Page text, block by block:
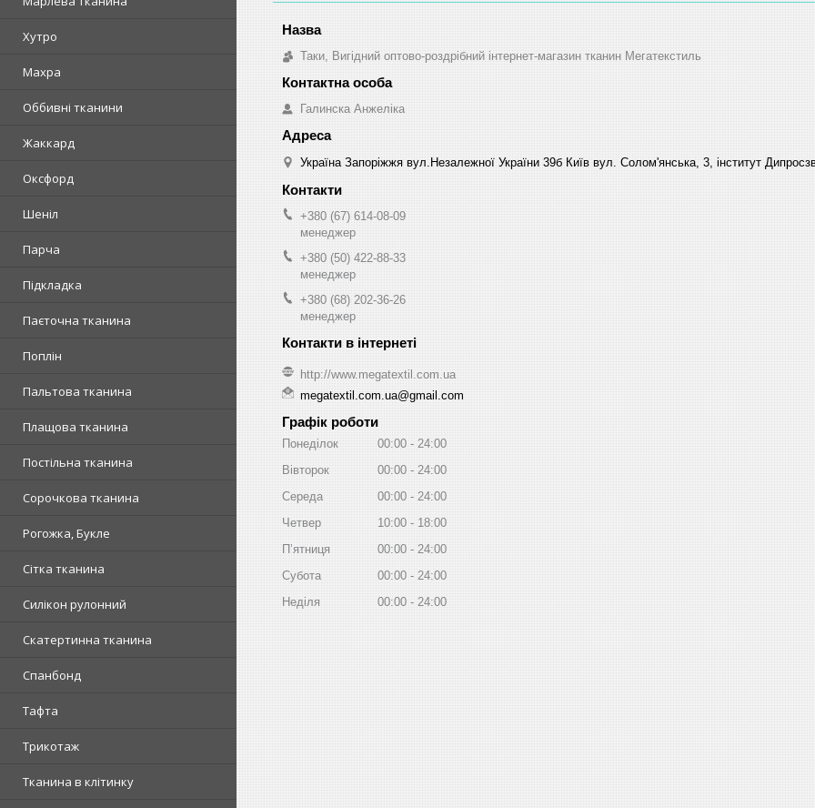
Хутро
Махра
Оббивні тканини
Жаккард
Оксфорд
Шеніл
Парча
Підкладка
Паєточна тканина
Поплін
Пальтова тканина
Плащова тканина
Постільна тканина
Сорочкова тканина
Рогожка, Букле
Сітка тканина
Силікон рулонний
Скатертинна тканина
Спанбонд
Тафта
Трикотаж
Тканина в клітинку
Таки, Вигідний оптово-роздрібний інтернет-магазин тканин Мегатекстиль
Галинска Анжеліка
Україна Запоріжжя вул.Незалежної України 39б Київ вул. Солом'янська, 3, інститут
+380 (67) 614-08-09
менеджер
+380 (50) 422-88-33
менеджер
+380 (68) 202-36-26
менеджер
http://www.megatextil.com.ua
megatextil.com.ua@gmail.com
Графік роботи
Понеділок 00:00
24:00
Вівторок
00:00
24:00
Середа
00:00
24:00
Четвер
10:00
18:00
Пʼятниця
00:00
24:00
Субота
00:00
24:00
Неділя
00:00 24:00